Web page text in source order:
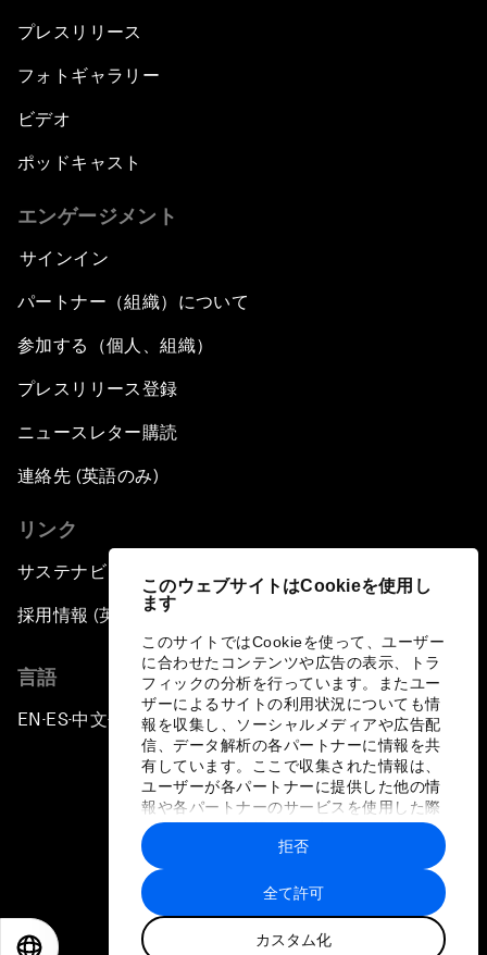
このウェブサイトはCookieを使用し
ます
このサイトではCookieを使って、ユーザー
に合わせたコンテンツや広告の表示、トラ
フィックの分析を行っています。またユー
ザーによるサイトの利用状況についても情
報を収集し、ソーシャルメディアや広告配
信、データ解析の各パートナーに情報を共
有しています。ここで収集された情報は、
ユーザーが各パートナーに提供した他の情
報や各パートナーのサービスを使用した際
に収集された情報と組み合わされ、各パー
トナーによって使用されることがありま
す。
全て許可
カスタム化
拒否
プレスリリース
フォトギャラリー
ビデオ
ポッドキャスト
エンゲージメント
サインイン
パートナー（組織）について
参加する（個人、組織）
プレスリリース登録
ニュースレター購読
連絡先 (英語のみ)
リンク
サステナビリティへの取り組み
採用情報 (英語のみ)
言語
EN ▪ES▪中文▪ 日本語
プライバシーポリシーと利用規約
サイトマップ
©
世界経済フォーラム